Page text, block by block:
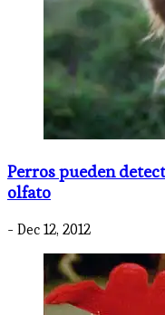
Perros pueden
olfato
- Dec 12, 2012